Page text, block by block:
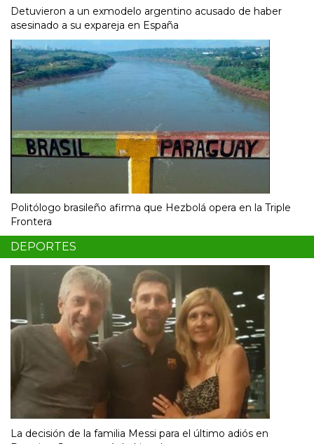
Detuvieron a un exmodelo argentino acusado de haber
asesinado a su expareja en España
Politólogo brasileño afirma que Hezbolá opera en la Triple
Frontera
DEPORTES
La decisión de la familia Messi para el último adiós en